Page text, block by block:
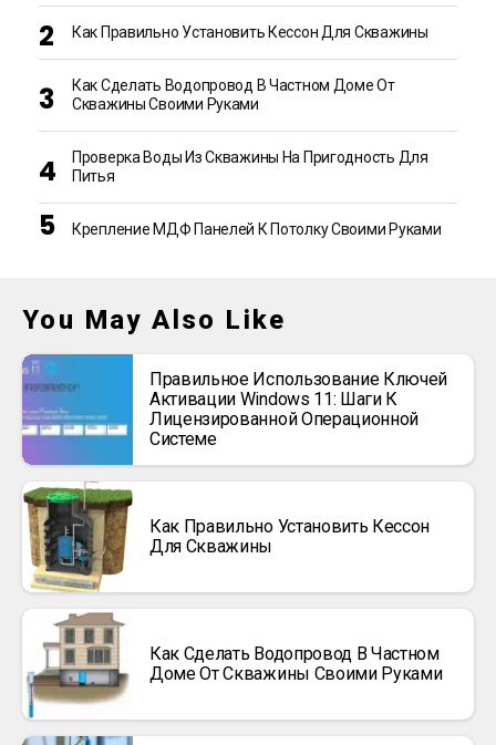
Как Правильно Установить Кессон Для Скважины
Как Сделать Водопровод В Частном Доме От
Скважины Своими Руками
Проверка Воды Из Скважины На Пригодность Для
Питья
Крепление МДФ Панелей К Потолку Своими Руками
You May Also Like
Правильное Использование Ключей
Активации Windows 11: Шаги К
Лицензированной Операционной
Системе
Как Правильно Установить Кессон
Для Скважины
Как Сделать Водопровод В Частном
Доме От Скважины Своими Руками